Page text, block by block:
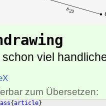
viel
zum Übersetzen:
{article}